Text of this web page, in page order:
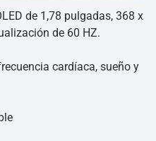
de 1,78 pulgadas, 368 x
de 60 HZ.
cardíaca, sueño y